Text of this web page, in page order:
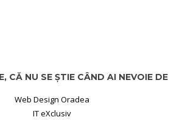
CĂ NU SE ȘTIE CÂND AI NEVOIE DE
Web Design Oradea
IT eXclusiv